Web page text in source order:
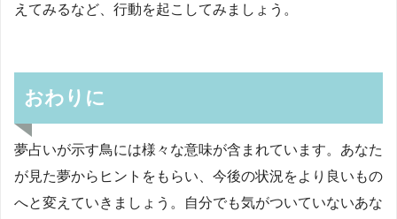
えてみるなど、行動を起こしてみましょう。
おわりに
夢占いが示す鳥には様々な意味が含まれています。あなた
が見た夢からヒントをもらい、今後の状況をより良いもの
へと変えていきましょう。自分でも気がついていないあな